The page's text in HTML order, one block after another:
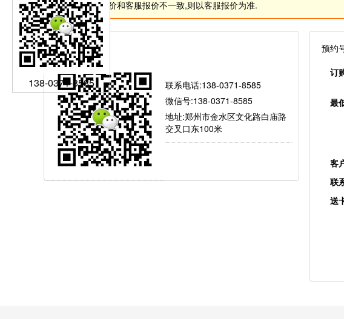
6.如个别号码标价和客服报价不一致,则以客服报价为准.
有问题就找我
联系电话:138-0371-8585
微信号:138-0371-8585
地址:郑州市金水区文化路白庙路
交叉口东100米
预约
订
最
客
联
送
138-0371-8585